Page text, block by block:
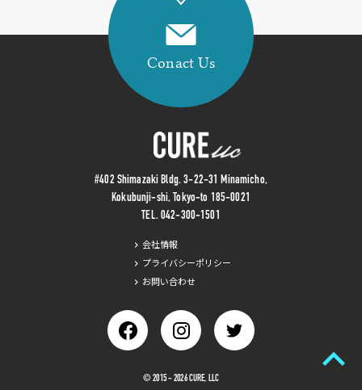
Conact Us
#402 Shimazaki Bldg. 3-22-31 Minamicho,
Kokubunji-shi, Tokyo-to 185-0021
TEL.042-300-1501
会社情報
プライバシーポリシー
お問い合わせ
chevron_right
© 2015 - 2026 CURE, LLC